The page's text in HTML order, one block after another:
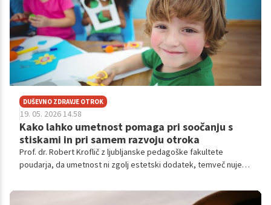
DUŠEVNO ZDRAVJE OTROK
19. 05. 2026 14.58
Kako lahko umetnost pomaga pri soočanju s
stiskami in pri samem razvoju otroka
Prof. dr. Robert Kroflič z ljubljanske pedagoške fakultete
poudarja, da umetnost ni zgolj estetski dodatek, temveč nujen
sistemu. Vabljeni k branju intervjuja.